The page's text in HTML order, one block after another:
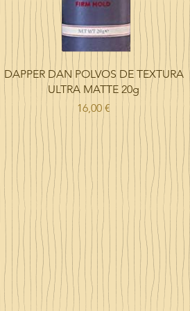
l
l
i
o
Vista rápida
DAPPER DAN POLVOS DE TEXTURA
ULTRA MATTE 20g
Precio
16,00 €